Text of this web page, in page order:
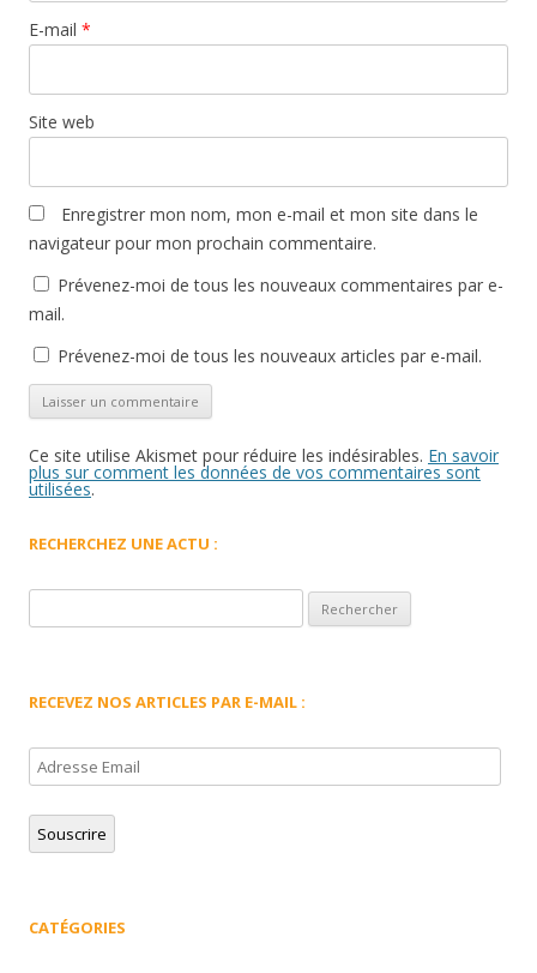
E-mail *
Site web
Enregistrer mon nom, mon e-mail et mon site dans le
navigateur pour mon prochain commentaire.
Prévenez-moi de tous les nouveaux commentaires par e-
mail.
Prévenez-moi de tous les nouveaux articles par e-mail.
Ce site utilise Akismet pour réduire les indésirables. En savoir
plus sur comment les données de vos commentaires sont
utilisées.
RECHERCHEZ UNE ACTU :
RECEVEZ NOS ARTICLES PAR E-MAIL :
Adresse
Email
Souscrire
CATÉGORIES